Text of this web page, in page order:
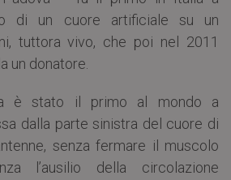
di un cuore artificiale su un
tuttora vivo, che poi nel 2011
un donatore.
è stato il primo al mondo a
dalla parte sinistra del cuore di
senza fermare il muscolo
l’ausilio della circolazione